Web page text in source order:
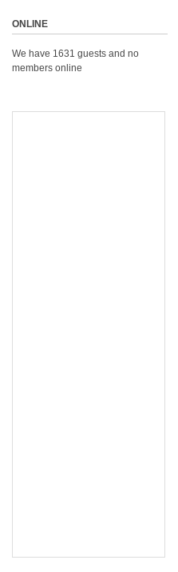
ONLINE
We have 1631 guests and no
members online